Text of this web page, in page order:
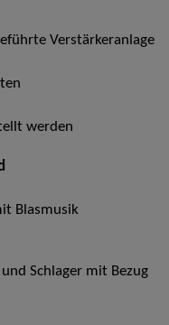
Verstärkeranlage
werden
Blasmusik
Schlager mit Bezug